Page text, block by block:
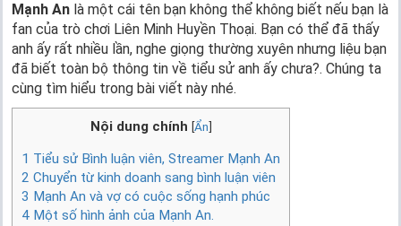
Mạnh An là một cái tên bạn không thể không biết nếu bạn là
fan của trò chơi Liên Minh Huyền Thoại. Bạn có thể đã thấy
anh ấy rất nhiều lần, nghe giọng thường xuyên nhưng liệu bạn
đã biết toàn bộ thông tin về tiểu sử anh ấy chưa?. Chúng ta
cùng tìm hiểu trong bài viết này nhé.
Nội dung chính [Ẩn]
1 Tiểu sử Bình luận viên, Streamer Mạnh An
2 Chuyển từ kinh doanh sang bình luận viên
3 Mạnh An và vợ có cuộc sống hạnh phúc
4 Một số hình ảnh của Mạnh An.